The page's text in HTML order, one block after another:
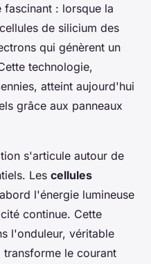
fascinant : lorsque la
de silicium des
qui génèrent un
technologie,
atteint aujourd'hui
grâce aux panneaux
s'articule autour de
Les cellules
l'énergie lumineuse
continue. Cette
l'onduleur, véritable
le courant